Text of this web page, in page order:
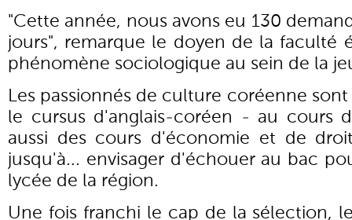
"Cette année, nous avons eu 130
jours", remarque le doyen de la faculté
phénomène sociologique au sein de la
Les passionnés de culture coréenne
le cursus d'anglais-coréen - au cours
aussi des cours d'économie et de
jusqu'à... envisager d'échouer au bac
lycée de la région.
Une fois franchi le cap de la sélection,